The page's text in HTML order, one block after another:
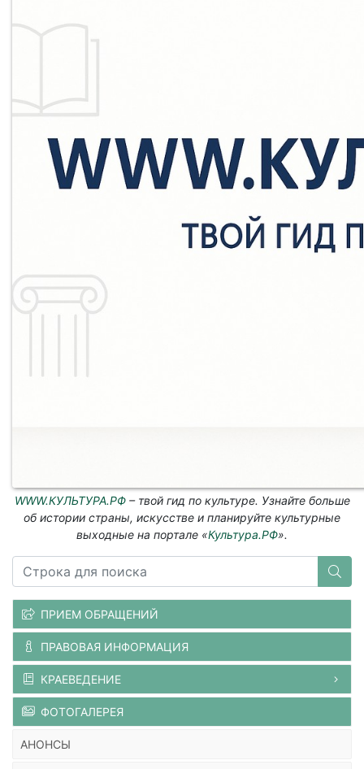
WWW.КУЛЬТУРА.РФ– твой гид по культуре. Узнайте больше
об истории страны, искусстве и планируйте культурные
выходные на портале «Культура.РФ».
ПРИЕМ ОБРАЩЕНИЙ
ПРАВОВАЯ ИНФОРМАЦИЯ
КРАЕВЕДЕНИЕ
ФОТОГАЛЕРЕЯ
АНОНСЫ